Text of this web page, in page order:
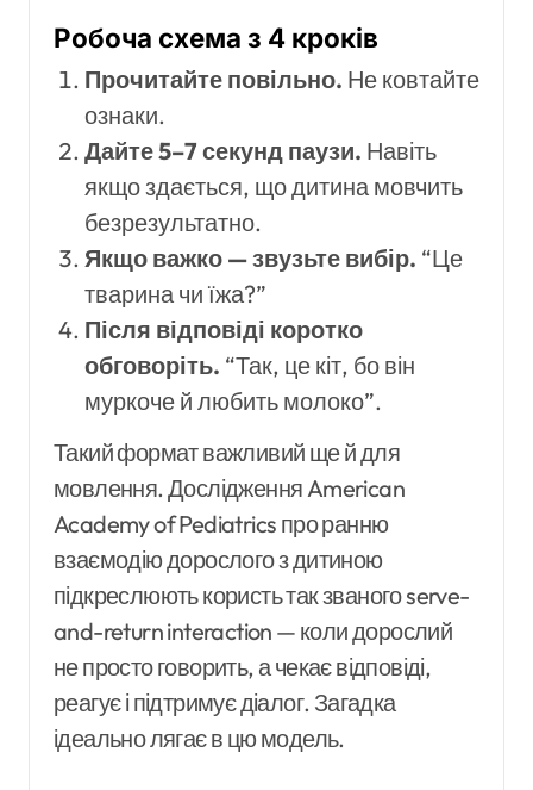
Робоча схема з 4 кроків
Прочитайте повільно. Не ковтайте
ознаки.
Дайте 5–7 секунд паузи. Навіть
якщо здається, що дитина мовчить
безрезультатно.
Якщо важко — звузьте вибір. “Це
тварина чи їжа?”
Після відповіді коротко
обговоріть. “Так, це кіт, бо він
муркоче й любить молоко”.
Такий формат важливий ще й для
мовлення. Дослідження American
Academy of Pediatrics про ранню
взаємодію дорослого з дитиною
підкреслюють користь так званого serve-
and-return interaction — коли дорослий
не просто говорить, а чекає відповіді,
реагує і підтримує діалог. Загадка
ідеально лягає в цю модель.